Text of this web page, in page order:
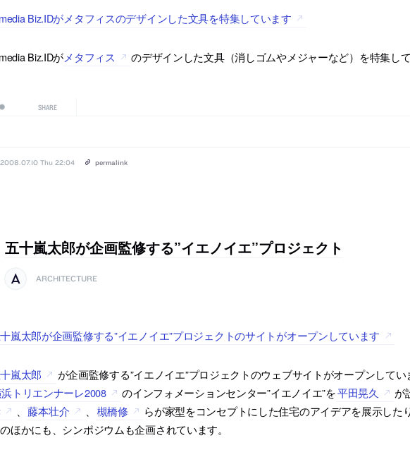
Biz.IDがメタフィスのデザインした文具を特集しています
Biz.IDがメタフィス のデザインした文具（消しゴムやメジャーなど）を特集し
SHARE
2008.07.10 Thu 22:04 permalink
五十嵐太郎が企画監修する”イエノイエ”プロジェクト
ARCHITECTURE
嵐太郎が企画監修する”イエノイエ”プロジェクトのサイトがオープンしています
嵐太郎
が企画監修する”イエノイエ”プロジェクトのウェブサイトがオープンしてい
トリエンナーレ2008
のインフォメーションセンター”イエノイエ”を平田晃久 が
藤本壮介 槻橋修
らが家型をコンセプトにした住宅のアイデアを展示した
ほかにも、シンポジウムも企画されています。